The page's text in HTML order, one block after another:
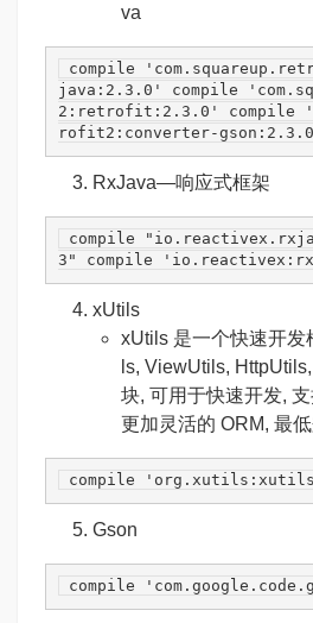
va
compile
java:2.3.0'
compile
2:retrofit:2.3.0'
compile
rofit2:converter-
RxJava—响应式框架
compile
3" compile
xUtils
xUtils 是一个快速开发
ls, ViewUtils,
块, 可用于快速开发,
更加灵活的 ORM, 最
compile
Gson
compile